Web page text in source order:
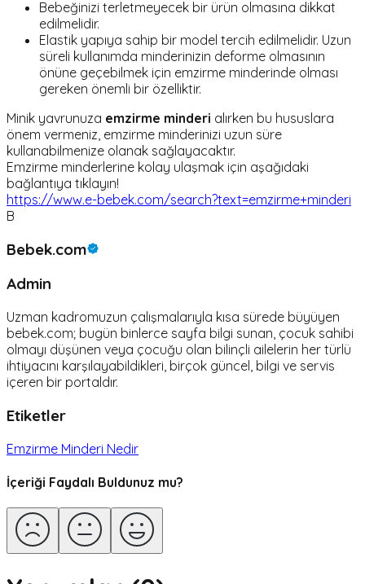
Bebeğinizi terletmeyecek bir ürün olmasına dikkat
edilmelidir.
Elastik yapıya sahip bir model tercih edilmelidir. Uzun
süreli kullanımda minderinizin deforme olmasının
önüne geçebilmek için emzirme minderinde olması
gereken önemli bir özelliktir.
Minik yavrunuza emzirme minderi alırken bu hususlara
önem vermeniz, emzirme minderinizi uzun süre
kullanabilmenize olanak sağlayacaktır.
Emzirme minderlerine kolay ulaşmak için aşağıdaki
bağlantıya tıklayın!
https://www.e-bebek.com/search?text=emzirme+minderi
B
Bebek.com
Admin
Uzman kadromuzun çalışmalarıyla kısa sürede büyüyen
bebek.com; bugün binlerce sayfa bilgi sunan, çocuk sahibi
olmayı düşünen veya çocuğu olan bilinçli ailelerin her türlü
ihtiyacını karşılayabildikleri, birçok güncel, bilgi ve servis
içeren bir portaldır.
Etiketler
Emzirme Minderi Nedir
İçeriği Faydalı Buldunuz mu?